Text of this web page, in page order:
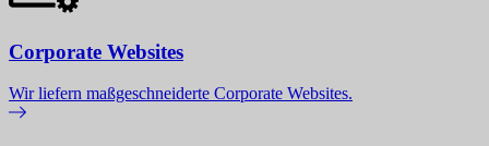
Corporate Websites
Wir liefern maßgeschneiderte Corporate Websites.